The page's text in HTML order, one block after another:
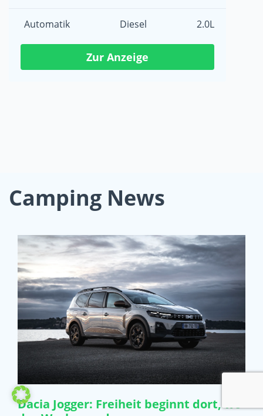
Automatik Diesel 2.0L
Zur Anzeige
Camping News
Dacia Jogger: Freiheit beginnt dort, wo